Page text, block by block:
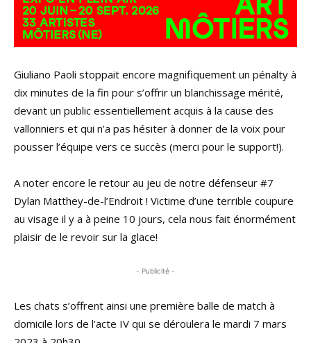
Giuliano Paoli stoppait encore magnifiquement un pénalty à
dix minutes de la fin pour s’offrir un blanchissage mérité,
devant un public essentiellement acquis à la cause des
vallonniers et qui n’a pas hésiter à donner de la voix pour
pousser l’équipe vers ce succès (merci pour le support!).
A noter encore le retour au jeu de notre défenseur #7
Dylan Matthey-de-l’Endroit ! Victime d’une terrible coupure
au visage il y a à peine 10 jours, cela nous fait énormément
plaisir de le revoir sur la glace!
- Publicité -
Les chats s’offrent ainsi une première balle de match à
domicile lors de l’acte IV qui se déroulera le mardi 7 mars